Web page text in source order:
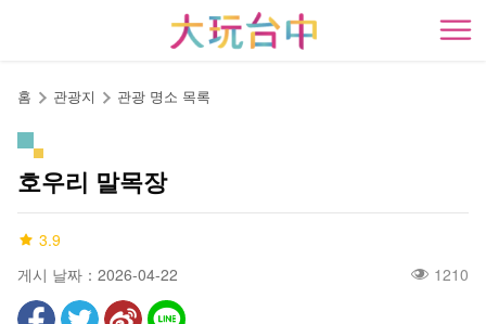
開
홈 관광지 관광 명소 목록
호우리 말목장
3.9
게시 날짜：2026-04-22
1210